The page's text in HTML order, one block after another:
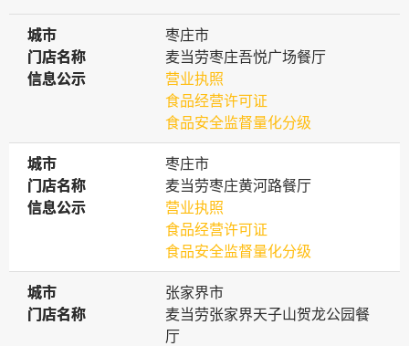
城市
城市
枣庄市
门店名称
门店名称
麦当劳枣庄吾悦广场餐厅
信息公示
信息公示
营业执照
食品经营许可证
食品安全监督量化分级
城市
城市
枣庄市
门店名称
门店名称
麦当劳枣庄黄河路餐厅
信息公示
信息公示
营业执照
食品经营许可证
食品安全监督量化分级
城市
城市
张家界市
门店名称
门店名称
麦当劳张家界天子山贺龙公园餐
厅